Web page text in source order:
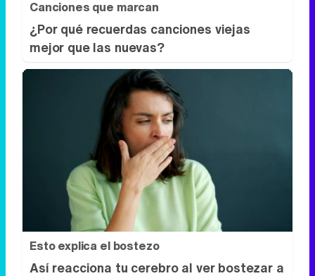
Esto explica el bostezo
Así reacciona tu cerebro al ver bostezar a